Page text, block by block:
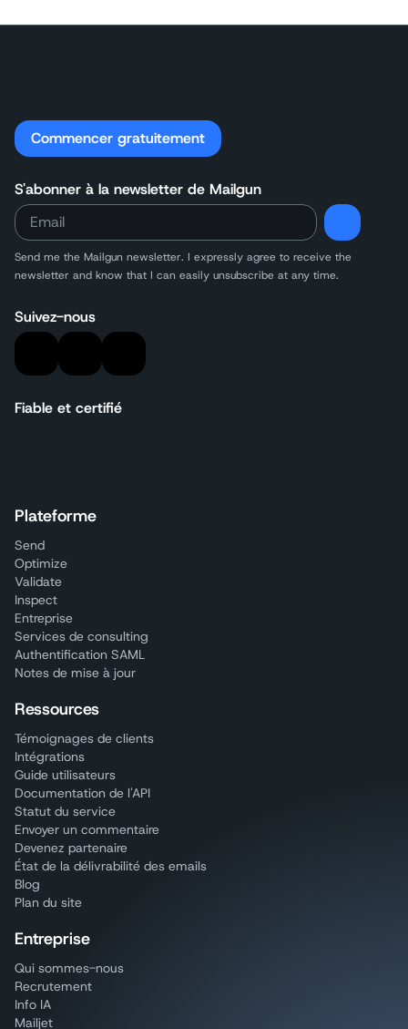
Commencer gratuitement
S'abonner à la newsletter de Mailgun
Send me the Mailgun newsletter. I expressly agree to receive the
newsletter and know that I can easily unsubscribe at any time.
Suivez-nous
Fiable et certifié
Plateforme
Send
Optimize
Validate
Inspect
Entreprise
Services de consulting
Authentification SAML
Notes de mise à jour
Ressources
Témoignages de clients
Intégrations
Guide utilisateurs
Documentation de l'API
Statut du service
Envoyer un commentaire
Devenez partenaire
État de la délivrabilité des emails
Blog
Plan du site
Entreprise
Qui sommes-nous
Recrutement
Info IA
Mailjet